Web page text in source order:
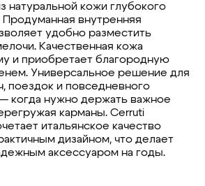
натуральной кожи глубокого
Продуманная внутренняя
удобно разместить
Качественная кожа
и приобретает благородную
Универсальное решение для
поездок и повседневного
когда нужно держать важное
карманы. Cerruti
итальянское качество
дизайном, что делает
аксессуаром на годы.